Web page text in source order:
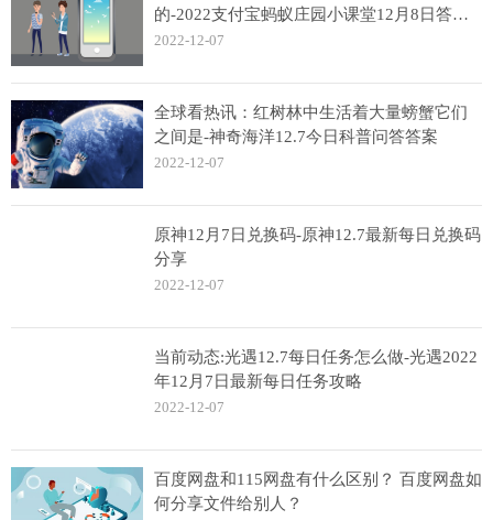
的-2022支付宝蚂蚁庄园小课堂12月8日答案
分享
2022-12-07
全球看热讯：红树林中生活着大量螃蟹它们
之间是-神奇海洋12.7今日科普问答答案
2022-12-07
原神12月7日兑换码-原神12.7最新每日兑换码
分享
2022-12-07
当前动态:光遇12.7每日任务怎么做-光遇2022
年12月7日最新每日任务攻略
2022-12-07
百度网盘和115网盘有什么区别？ 百度网盘如
何分享文件给别人？